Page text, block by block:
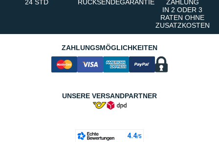
24 STD
RÜCKSENDEGARANTIE
ZAHLUNG
IN 2 ODER 3
RATEN OHNE
ZUSATZKOSTEN
ZAHLUNGSMÖGLICHKEITEN
UNSERE VERSANDPARTNER